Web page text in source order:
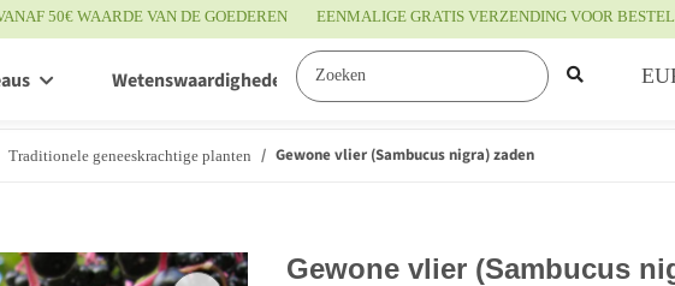
50€ WAARDE VAN DE GOEDEREN EENMALIGE GRATIS VERZENDING VOOR
Wetenswaardigheden
Traditionele geneeskrachtige planten Gewone vlier (Sambucus nigra) zaden
Gewone vlier (Sambucus